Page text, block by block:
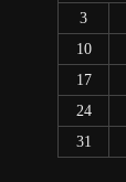
3
10
17
24
31